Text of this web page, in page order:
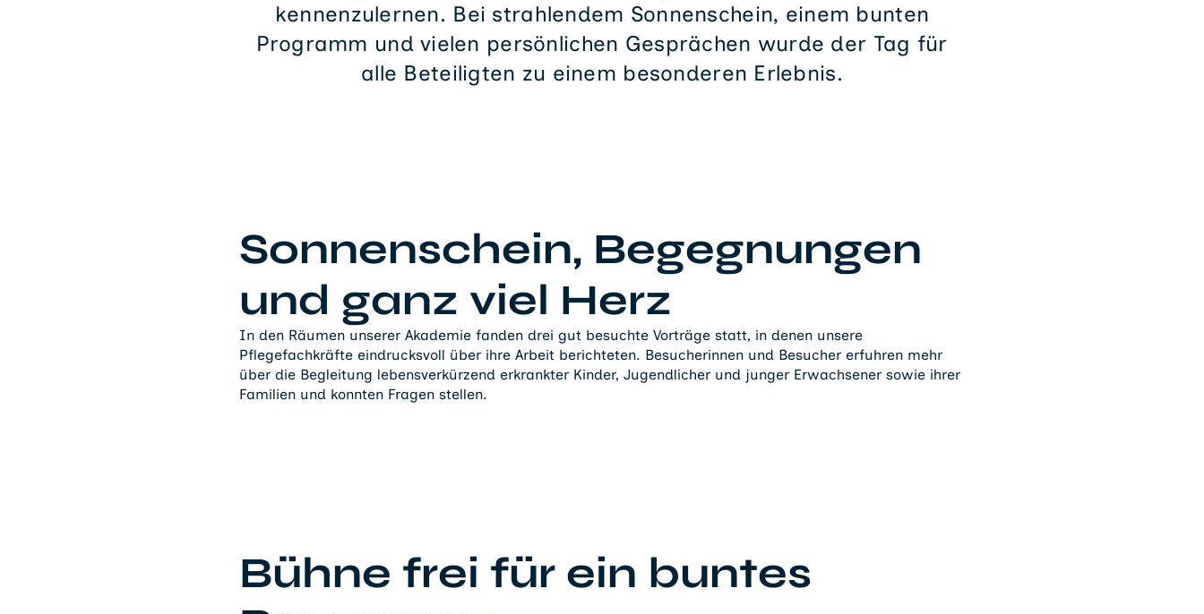
kennenzulernen. Bei strahlendem Sonnenschein, einem bunten
Programm und vielen persönlichen Gesprächen wurde der Tag für
alle Beteiligten zu einem besonderen Erlebnis.
Sonnenschein, Begegnungen
und ganz viel Herz
In den Räumen unserer Akademie fanden drei gut besuchte Vorträge statt, in denen unsere
Pflegefachkräfte eindrucksvoll über ihre Arbeit berichteten. Besucherinnen und Besucher erfuhren mehr
über die Begleitung lebensverkürzend erkrankter Kinder, Jugendlicher und junger Erwachsener sowie ihrer
Familien und konnten Fragen stellen.
Bühne frei für ein buntes